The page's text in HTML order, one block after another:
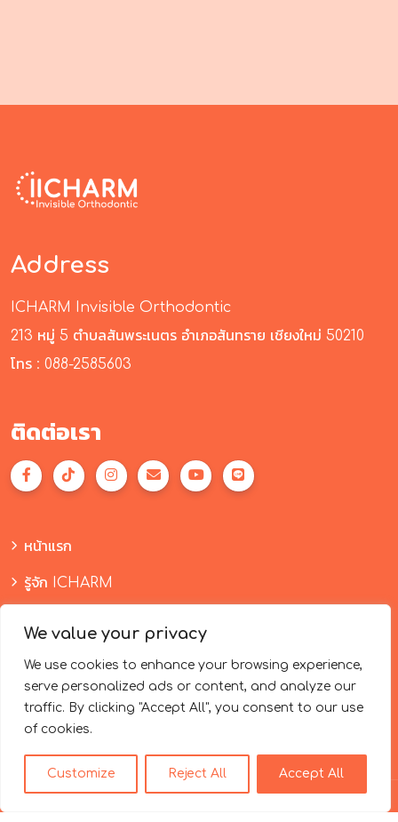
We value your privacy
We use cookies to enhance your browsing experience,
serve personalized ads or content, and analyze our
traffic. By clicking "Accept All", you consent to our use
of cookies.
Customize Reject All Accept All
Address
ICHARM Invisible Orthodontic
213 หมู่ 5 ตำบลสันพระเนตร อำเภอสันทราย เชียงใหม่ 50210
โทร : 088-2585603
ติดต่อเรา
หน้าแรก
รู้จัก ICHARM
ค้นหาคลินิกทันตกรรม
ร่วมแชร์รอยยิ้ม
บทความ
ติดต่อเรา